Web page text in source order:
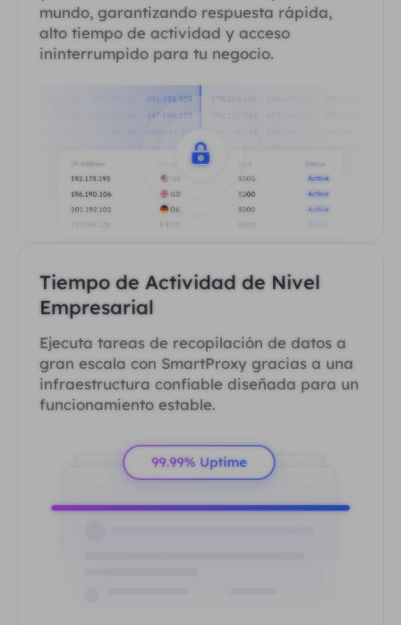
mundo, garantizando respuesta rápida,
alto tiempo de actividad y acceso
ininterrumpido para tu negocio.
Tiempo de Actividad de Nivel
Empresarial
Ejecuta tareas de recopilación de datos a
gran escala con SmartProxy gracias a una
infraestructura confiable diseñada para un
funcionamiento estable.